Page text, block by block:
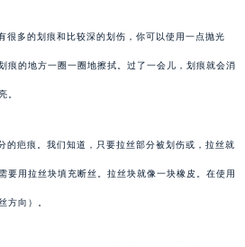
多的划痕和比较深的划伤，你可以使用一点抛光
痕的地方一圈一圈地擦拭。过了一会儿，划痕就会消
。
疤痕。我们知道，只要拉丝部分被划伤或，拉丝就
要用拉丝块填充断丝。拉丝块就像一块橡皮。在使用
方向）。